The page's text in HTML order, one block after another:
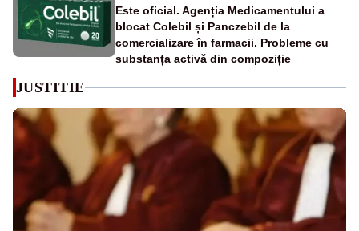
Este oficial. Agenția Medicamentului a
blocat Colebil și Panczebil de la
comercializare în farmacii. Probleme cu
substanța activă din compoziție
JUSTITIE